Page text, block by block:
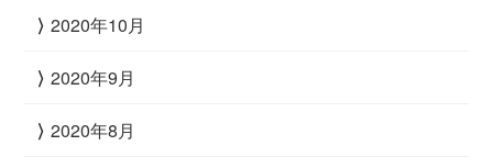
2020年10月
2020年9月
2020年8月